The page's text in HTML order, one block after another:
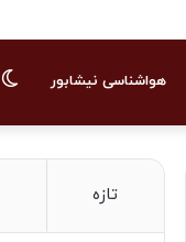
هواشناسی نیشابور
تازه